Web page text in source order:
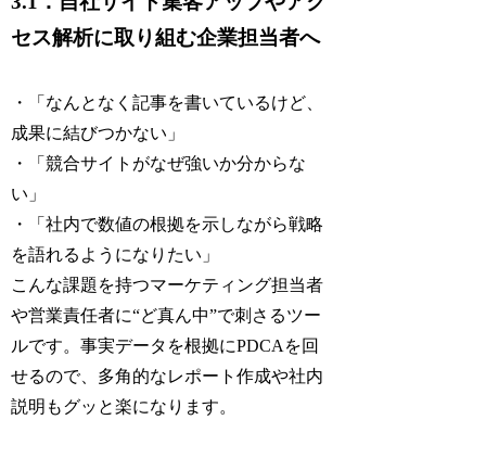
セス解析に取り組む企業担当者へ
・「なんとなく記事を書いているけど、
成果に結びつかない」
・「競合サイトがなぜ強いか分からな
い」
・「社内で数値の根拠を示しながら戦略
を語れるようになりたい」
こんな課題を持つマーケティング担当者
や営業責任者に“ど真ん中”で刺さるツー
ルです。事実データを根拠にPDCAを回
せるので、多角的なレポート作成や社内
説明もグッと楽になります。